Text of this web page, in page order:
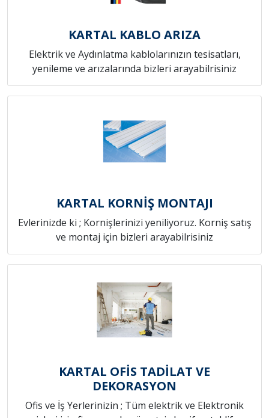
KARTAL KABLO ARIZA
Elektrik ve Aydınlatma kablolarınızın tesisatları,
yenileme ve arızalarında bizleri arayabilrisiniz
KARTAL KORNİŞ MONTAJI
Evlerinizde ki ; Kornişlerinizi yeniliyoruz. Korniş satış
ve montaj için bizleri arayabilrisiniz
KARTAL OFİS TADİLAT VE
DEKORASYON
Ofis ve İş Yerlerinizin ; Tüm elektrik ve Elektronik